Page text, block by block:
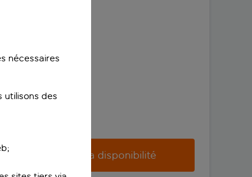
Vérifier la disponibilité
nécessaires
utilisons des